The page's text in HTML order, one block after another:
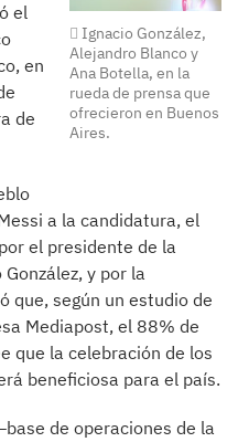
Ignacio González,
Alejandro Blanco y
Ana Botella, en la
rueda de prensa que
ofrecieron en Buenos
Aires.
el
en
de
a la candidatura, el
el presidente de la
y por la
que, según un estudio de
Mediapost, el 88% de
que la celebración de los
beneficiosa para el país.
de operaciones de la